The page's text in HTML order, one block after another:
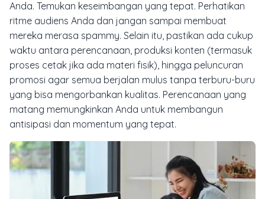
Anda. Temukan keseimbangan yang tepat. Perhatikan
ritme audiens Anda dan jangan sampai membuat
mereka merasa spammy. Selain itu, pastikan ada cukup
waktu antara perencanaan, produksi konten (termasuk
proses cetak jika ada materi fisik), hingga peluncuran
promosi agar semua berjalan mulus tanpa terburu-buru
yang bisa mengorbankan kualitas. Perencanaan yang
matang memungkinkan Anda untuk membangun
antisipasi dan momentum yang tepat.